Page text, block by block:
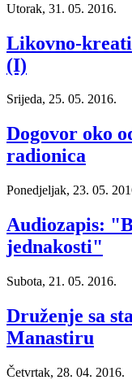
Utorak, 31. 05. 2016.
Likovno-
(I)
Srijeda, 25. 05. 2016.
Dogovor oko
radionica
Ponedjeljak, 23. 05.
Audiozapis:
jednakosti"
Subota, 21. 05. 2016.
Druženje sa
Manastiru
Četvrtak, 28. 04. 2016.